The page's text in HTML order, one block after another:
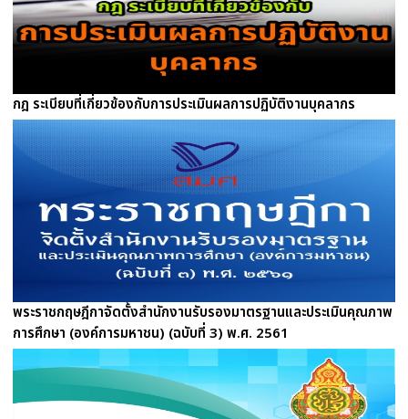
กฎ ระเบียบที่เกี่ยวข้องกับการประเมินผลการปฏิบัติงานบุคลากร
พระราชกฤษฎีกาจัดตั้งสำนักงานรับรองมาตรฐานและประเมินคุณภาพ
การศึกษา (องค์การมหาชน) (ฉบับที่ 3) พ.ศ. 2561